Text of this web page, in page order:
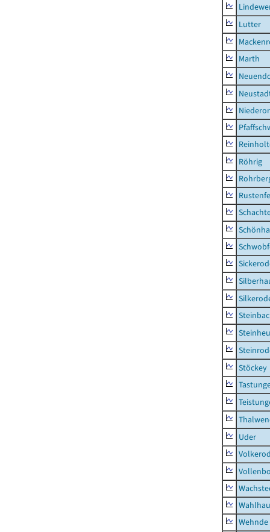
Lutter
Marth
Röhrig
Stöckey
Uder
Wehnde